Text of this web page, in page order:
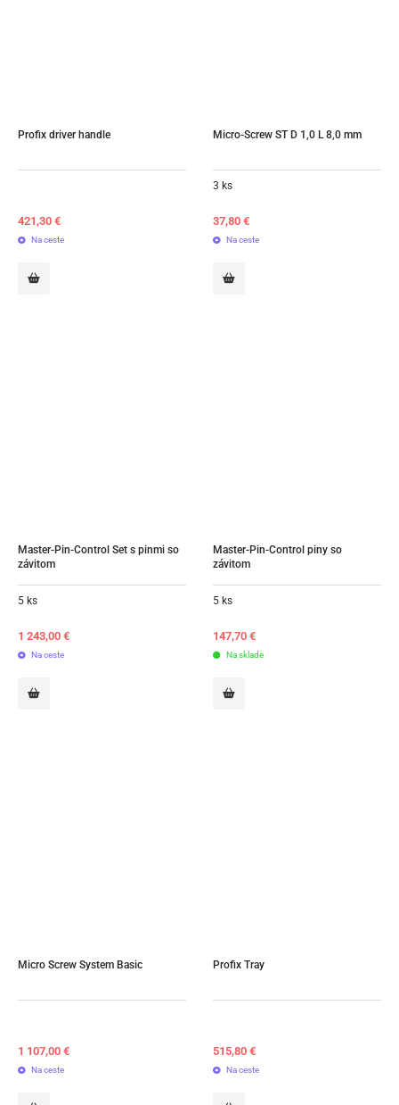
Profix driver handle
421,30 €
Na ceste
Micro-Screw ST D 1,0 L 8,0 mm
3 ks
37,80 €
Na ceste
Master-Pin-Control Set s pinmi so
závitom
5 ks
1 243,00 €
Na ceste
Master-Pin-Control piny so
závitom
5 ks
147,70 €
Na sklade
Micro Screw System Basic
1 107,00 €
Na ceste
Profix Tray
515,80 €
Na ceste